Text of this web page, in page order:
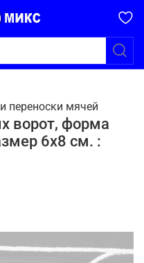
переноски мячей
ворот, форма
6х8 см. :